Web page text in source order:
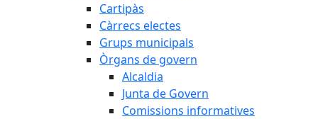
Cartipàs
Càrrecs electes
Grups municipals
Òrgans de govern
Alcaldia
Junta de Govern
Comissions informatives